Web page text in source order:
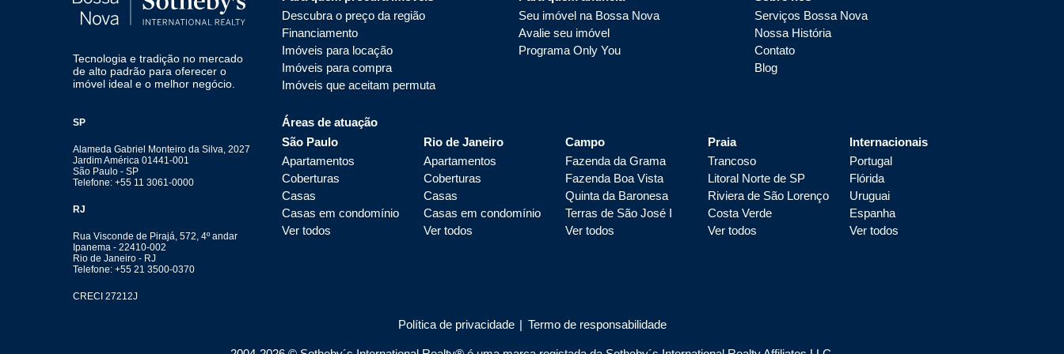
Descubra o preço da região
Financiamento
Imóveis para locação
Imóveis para compra
Imóveis que aceitam permuta
Seu imóvel na Bossa Nova
Avalie seu imóvel
Programa Only You
Serviços Bossa Nova
Nossa História
Contato
Blog
Áreas de atuação
São Paulo
Apartamentos
Coberturas
Casas
Casas em condomínio
Ver todos
Rio de Janeiro
Apartamentos
Coberturas
Casas
Casas em condomínio
Ver todos
Campo
Fazenda da Grama
Fazenda Boa Vista
Quinta da Baronesa
Terras de São José I
Ver todos
Praia
Trancoso
Litoral Norte de SP
Riviera de São Lorenço
Costa Verde
Ver todos
Internacionais
Portugal
Flórida
Uruguai
Espanha
Ver todos
Tecnologia e tradição no mercado
de alto padrão para oferecer o
imóvel ideal e o melhor negócio.
SP
Alameda Gabriel Monteiro da Silva, 2027
Jardim América 01441-001
São Paulo - SP
Telefone: +55 11 3061-0000
RJ
Rua Visconde de Pirajá, 572, 4º andar
Ipanema - 22410-002
Rio de Janeiro - RJ
Telefone: +55 21 3500-0370
CRECI 27212J
Política de privacidade | Termo de responsabilidade